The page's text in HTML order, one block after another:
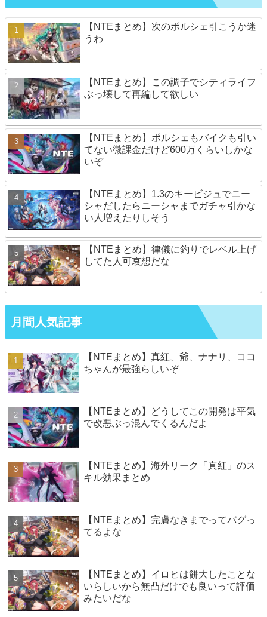
【NTEまとめ】次のポルシェ引こうか迷
うわ
【NTEまとめ】この調子でシティライフ
ぶっ壊して再編して欲しい
【NTEまとめ】ポルシェもバイクも引い
てない微課金だけど600万くらいしかな
いぞ
【NTEまとめ】1.3のキービジュでニー
シャだしたらニーシャまでガチャ引かな
い人増えたりしそう
【NTEまとめ】律儀に釣りでレベル上げ
してた人可哀想だな
月間人気記事
【NTEまとめ】真紅、爺、ナナリ、ココ
ちゃんが最強らしいぞ
【NTEまとめ】どうしてこの開発は平気
で改悪ぶっ混んでくるんだよ
【NTEまとめ】海外リーク「真紅」のス
キル効果まとめ
【NTEまとめ】完膚なきまでってバグっ
てるよな
【NTEまとめ】イロヒは餅大したことな
いらしいから無凸だけでも良いって評価
みたいだな